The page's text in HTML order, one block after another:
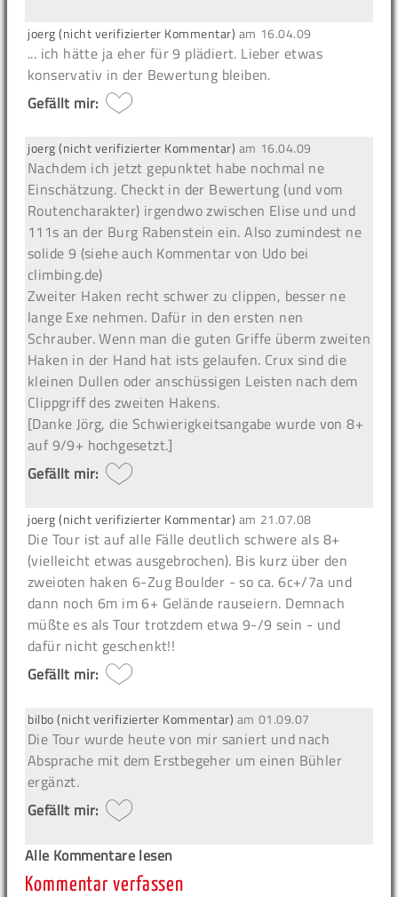
joerg (nicht verifizierter Kommentar) am 16.04.09
... ich hätte ja eher für 9 plädiert. Lieber etwas
konservativ in der Bewertung bleiben.
Gefällt mir:
joerg (nicht verifizierter Kommentar) am 16.04.09
Nachdem ich jetzt gepunktet habe nochmal ne
Einschätzung. Checkt in der Bewertung (und vom
Routencharakter) irgendwo zwischen Elise und und
111s an der Burg Rabenstein ein. Also zumindest ne
solide 9 (siehe auch Kommentar von Udo bei
climbing.de)
Zweiter Haken recht schwer zu clippen, besser ne
lange Exe nehmen. Dafür in den ersten nen
Schrauber. Wenn man die guten Griffe überm zweiten
Haken in der Hand hat ists gelaufen. Crux sind die
kleinen Dullen oder anschüssigen Leisten nach dem
Clippgriff des zweiten Hakens.
[Danke Jörg, die Schwierigkeitsangabe wurde von 8+
auf 9/9+ hochgesetzt.]
Gefällt mir:
joerg (nicht verifizierter Kommentar) am 21.07.08
Die Tour ist auf alle Fälle deutlich schwere als 8+
(vielleicht etwas ausgebrochen). Bis kurz über den
zweioten haken 6-Zug Boulder - so ca. 6c+/7a und
dann noch 6m im 6+ Gelände rauseiern. Demnach
müßte es als Tour trotzdem etwa 9-/9 sein - und
dafür nicht geschenkt!!
Gefällt mir:
bilbo (nicht verifizierter Kommentar) am 01.09.07
Die Tour wurde heute von mir saniert und nach
Absprache mit dem Erstbegeher um einen Bühler
ergänzt.
Gefällt mir:
Alle Kommentare lesen
Kommentar verfassen